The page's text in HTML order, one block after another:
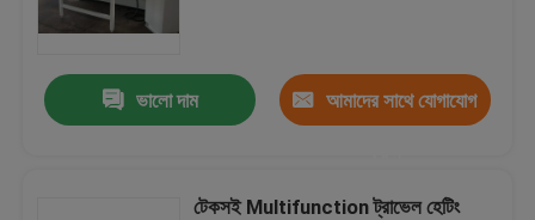
ভালো দাম আমাদের সাথে যোগাযোগ
টেকসই Multifunction ট্রাভেল হেটিং